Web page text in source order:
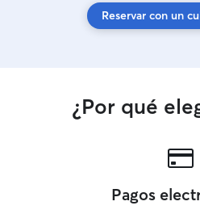
Reservar con un
¿Por qué
Pagos